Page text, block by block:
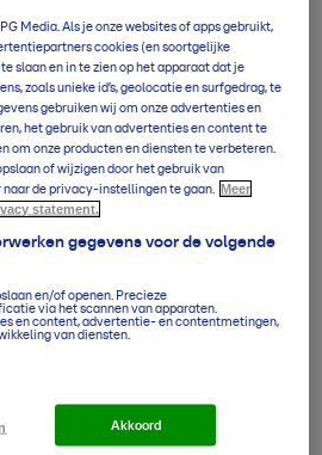
°/31° 7,9mm
°/32° 8,6mm O4
°/32° 1,9mm O4
°/33° 0,3mm O4
Media. Als je onze websites of apps gebruikt,
cookies (en soortgelijke
slaan en in te zien op het apparaat dat je
zoals unieke id’s, geolocatie en surfgedrag, te
gebruiken wij om onze advertenties en
het gebruik van advertenties en content te
om onze producten en diensten te verbeteren.
of wijzigen door het gebruik van
de privacy-instellingen te gaan.
Meer
statement.
gegevens voor de volgende
en/of openen. Precieze
via het scannen van apparaten.
en content, advertentie- en contentmetingen,
van diensten.
Akkoord